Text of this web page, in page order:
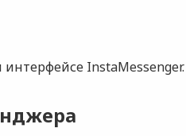
InstaMessenger.